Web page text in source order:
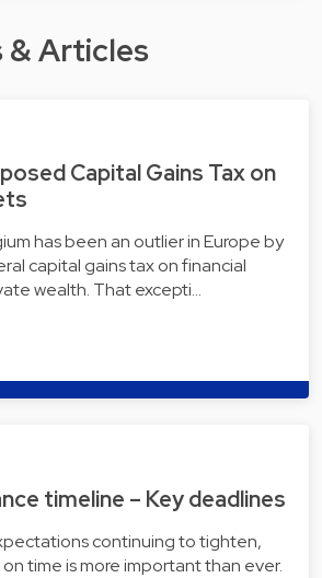
& Articles
Capital Gains Tax on
has been an outlier in Europe by
capital gains tax on financial
wealth. That excepti…
timeline – Key deadlines
continuing to tighten,
time is more important than ever.